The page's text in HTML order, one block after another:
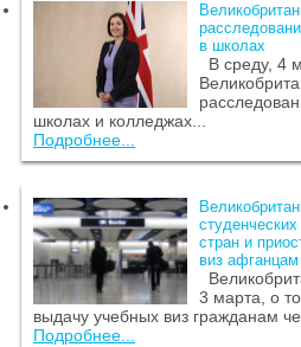
в школах
В среду, 4
школах и колледжах...
Подробнее...
стран и
виз афганцам
3 марта, о
выдачу учебных виз гражданам
Подробнее...